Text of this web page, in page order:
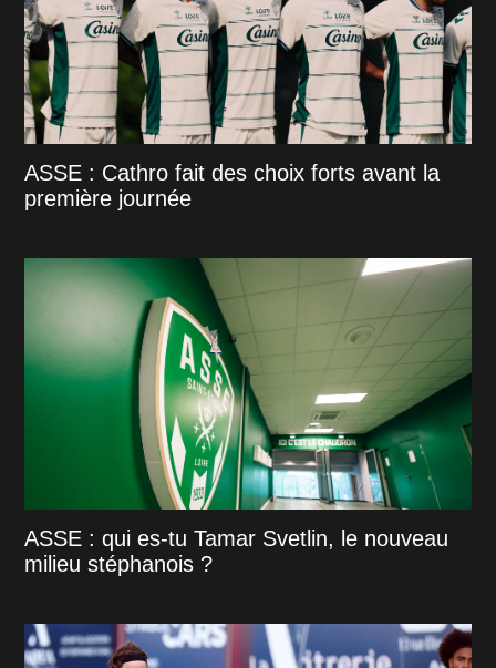
ASSE : Cathro fait des choix forts avant la
première journée
ASSE : qui es-tu Tamar Svetlin, le nouveau
milieu stéphanois ?